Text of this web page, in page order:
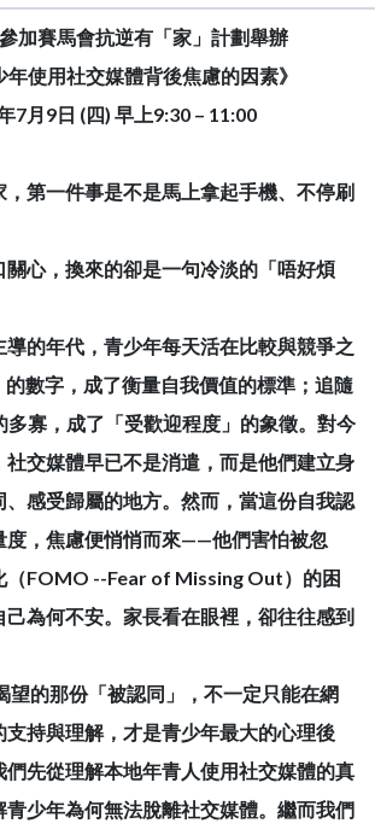
加賽馬會抗逆有「家」計劃舉辦
年使用社交媒體背後焦慮的因素》
7月9日 (四) 早上9:30 – 11:00
第一件事是不是馬上拿起手機、不停刷
心，換來的卻是一句冷淡的「唔好煩
的年代，青少年每天活在比較與競爭之
數字，成了衡量自我價值的標準；追隨
寡，成了「受歡迎程度」的象徵。對今
社交媒體早已不是消遣，而是他們建立身
、感受歸屬的地方。然而，當這份自我認
度，焦慮便悄悄而來——他們害怕被忽
（FOMO --Fear of Missing Out）的困
己為何不安。家長看在眼裡，卻往往感到
望的那份「被認同」，不一定只能在網
支持與理解，才是青少年最大的心理後
們先從理解本地年青人使用社交媒體的真
青少年為何無法脫離社交媒體。繼而我們